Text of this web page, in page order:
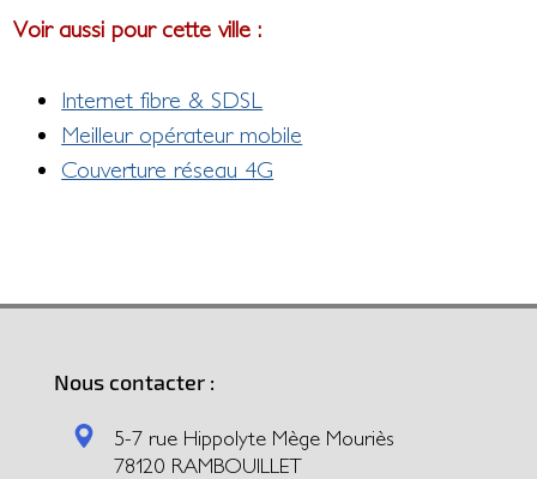
Voir aussi pour cette ville :
Internet fibre & SDSL
Meilleur opérateur mobile
Couverture réseau 4G
Nous contacter :
5-7 rue Hippolyte Mège Mouriès
78120 RAMBOUILLET